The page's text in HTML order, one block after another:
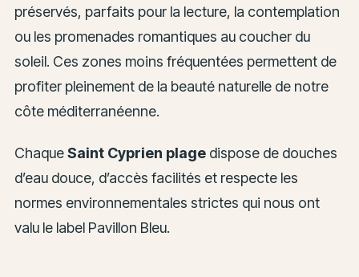
préservés, parfaits pour la lecture, la contemplation
ou les promenades romantiques au coucher du
soleil. Ces zones moins fréquentées permettent de
profiter pleinement de la beauté naturelle de notre
côte méditerranéenne.
ChaqueSaint Cyprien plagedispose de douches
d’eau douce, d’accès facilités et respecte les
normes environnementales strictes qui nous ont
valu le label Pavillon Bleu.